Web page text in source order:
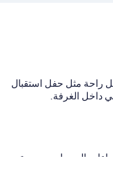
راحة مثل حفل استقبال
داخل الغرفة.
الوصول، ومحمية
الاستعلامات والإرشاد